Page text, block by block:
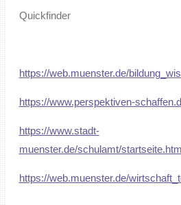
Quickfinder
https://web.muenster.de/
https://www.perspektiven-
https://www.stadt-
muenster.de/schulamt/
https://web.muenster.de/